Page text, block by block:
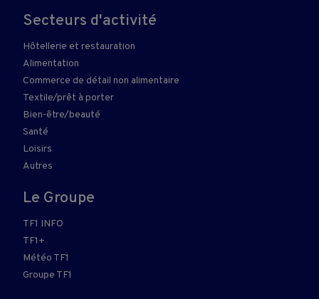
Secteurs d'activité
Hôtellerie et restauration
Alimentation
Commerce de détail non alimentaire
Textile/prêt à porter
Bien-être/beauté
Santé
Loisirs
Autres
Le Groupe
TF1 INFO
TF1+
Météo TF1
Groupe TF1